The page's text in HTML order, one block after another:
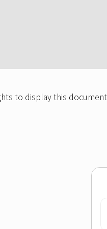
to display this